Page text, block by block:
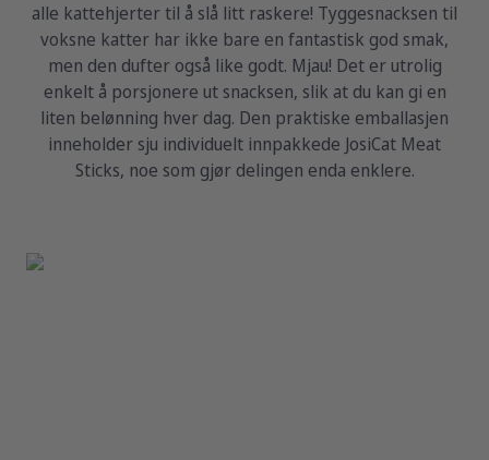
alle kattehjerter til å slå litt raskere! Tyggesnacksen til
voksne katter har ikke bare en fantastisk god smak,
men den dufter også like godt. Mjau! Det er utrolig
enkelt å porsjonere ut snacksen, slik at du kan gi en
liten belønning hver dag. Den praktiske emballasjen
inneholder sju individuelt innpakkede JosiCat Meat
Sticks, noe som gjør delingen enda enklere.